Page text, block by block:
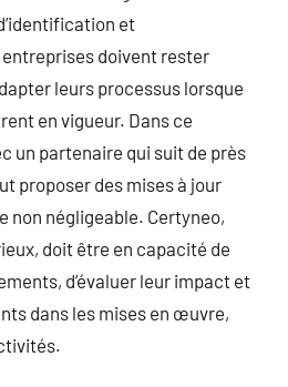
et
doivent rester
leurs processus lorsque
en vigueur. Dans ce
un partenaire qui suit de près
proposer des mises à jour
non négligeable. Certyneo,
doit être en capacité de
d’évaluer leur impact et
dans les mises en œuvre,